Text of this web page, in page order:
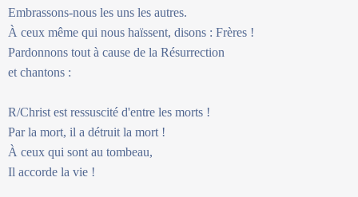
Embrassons-nous les uns les autres.
À ceux même qui nous haïssent, disons : Frères !
Pardonnons tout à cause de la Résurrection
et chantons :
R/Christ est ressuscité d'entre les morts !
Par la mort, il a détruit la mort !
À ceux qui sont au tombeau,
Il accorde la vie !